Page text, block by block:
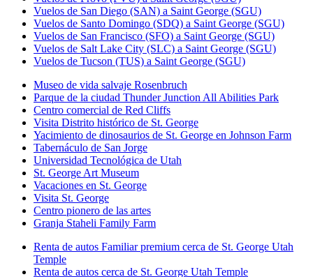
Vuelos de San Diego (SAN) a Saint George (SGU)
Vuelos de Santo Domingo (SDQ) a Saint George (SGU)
Vuelos de San Francisco (SFO) a Saint George (SGU)
Vuelos de Salt Lake City (SLC) a Saint George (SGU)
Vuelos de Tucson (TUS) a Saint George (SGU)
Museo de vida salvaje Rosenbruch
Parque de la ciudad Thunder Junction All Abilities Park
Centro comercial de Red Cliffs
Visita Distrito histórico de St. George
Yacimiento de dinosaurios de St. George en Johnson Farm
Tabernáculo de San Jorge
Universidad Tecnológica de Utah
St. George Art Museum
Vacaciones en St. George
Visita St. George
Centro pionero de las artes
Granja Staheli Family Farm
Renta de autos Familiar premium cerca de St. George Utah
Temple
Renta de autos cerca de St. George Utah Temple